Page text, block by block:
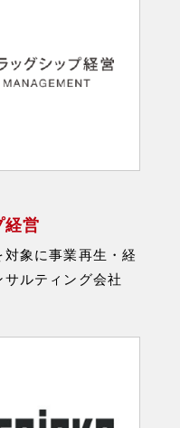
経営
象に事業再生・経
ルティング会社